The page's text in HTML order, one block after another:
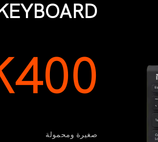
صغيرة ومحمولة